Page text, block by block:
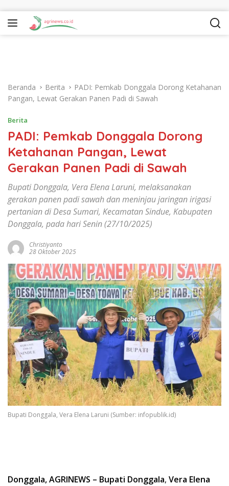
Beranda Berita
PADI: Pemkab Donggala Dorong Ketahanan
Pangan, Lewat Gerakan Panen Padi di Sawah
Berita
PADI: Pemkab Donggala Dorong
Ketahanan Pangan, Lewat
Gerakan Panen Padi di Sawah
Bupati Donggala, Vera Elena Laruni, melaksanakan
gerakan panen padi sawah dan meninjau jaringan irigasi
pertanian di Desa Sumari, Kecamatan Sindue, Kabupaten
Donggala, pada hari Senin (27/10/2025)
Christiyanto
28 Oktober 2025
Bupati Donggala, Vera Elena Laruni (Sumber: infopublik.id)
Donggala, AGRINEWS – Bupati Donggala, Vera Elena